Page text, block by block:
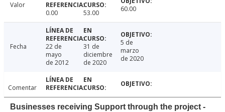
Valor
0.00
53.00 60.00
Fecha
22 de
mayo
de 2012
31 de
diciembre
de 2020
5 de
marzo
de 2020
Comentar
Businesses receiving Support through the project -